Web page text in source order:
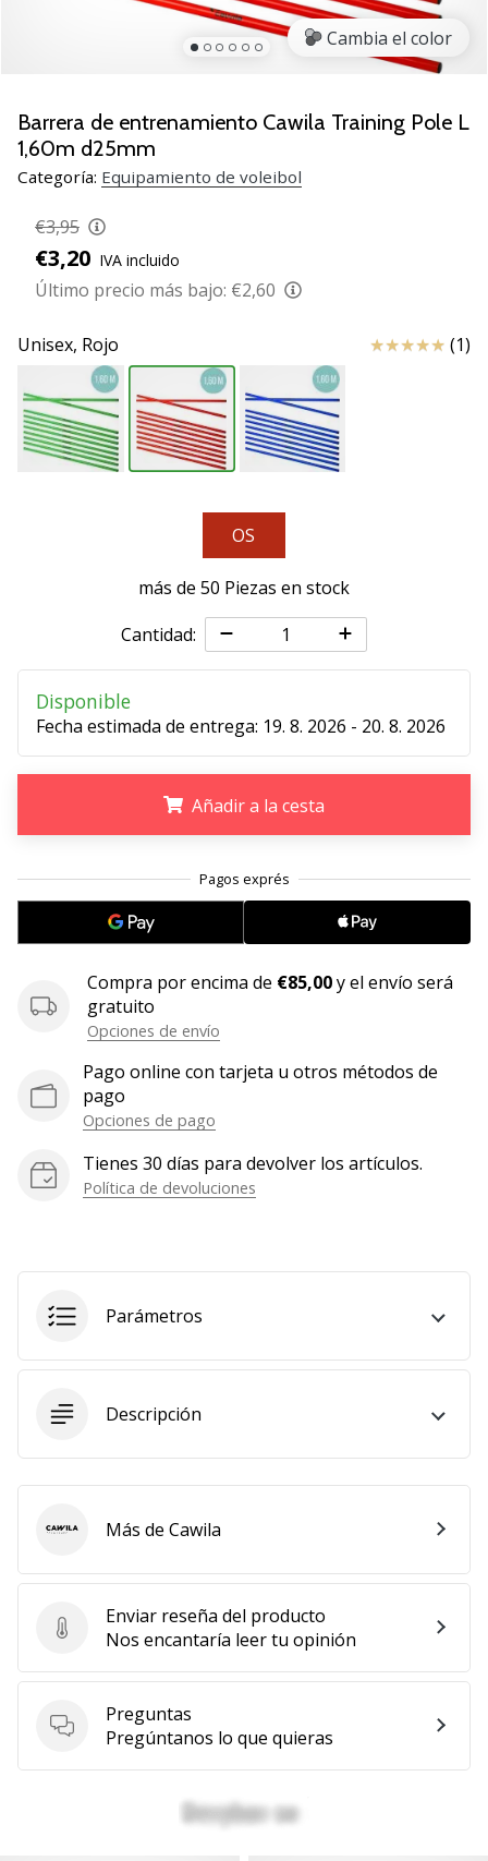
Navidad
para
jugadores
de
¡Nuestros
consejos
te
ayudarán
elegir
regalo
perfecto!
Encuentra…
¿Te
queremos
nuestro
Mostrar
todos
artículos
Cambia el color
Barrera de entrenamiento Cawila Training Pole L
1,60m d25mm
Categoría: Equipamiento de voleibol
€3,95
€3,20 IVA incluido
Último precio más bajo: €2,60
Unisex, Rojo Reseña (1)
OS
más de 50 Piezas en stock
Cantidad:
Disponible
Fecha estimada de entrega: 19. 8. 2026 - 20. 8. 2026
Añadir a la cesta
Compra por encima de €85,00y el envío será
gratuito
Opciones de envío
Pago online con tarjeta u otros métodos de
pago
Opciones de pago
Tienes 30 días para devolver los artículos.
Política de devoluciones
Parámetros
Descripción
Enviar reseña del producto
Enviar reseña del producto
Nos encantaría leer tu opinión
Preguntas
Preguntas
Pregúntanos lo que quieras
CawilaMás de Cawila